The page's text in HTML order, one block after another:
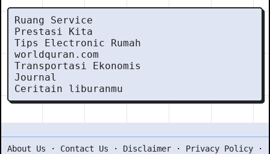
Ruang Service
Prestasi Kita
Tips Electronic Rumah
worldquran.com
Transportasi Ekonomis
Journal
Ceritain liburanmu
About Us · Contact Us · Disclaimer · Privacy Policy ·